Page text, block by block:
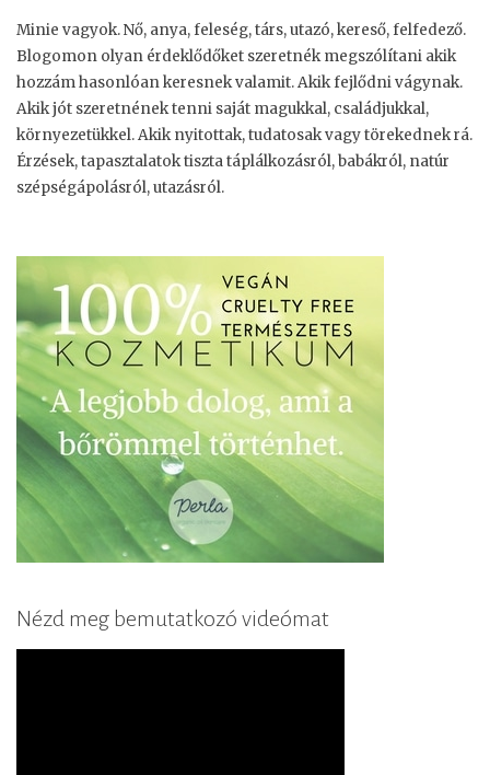
Minie vagyok. Nő, anya, feleség, társ, utazó, kereső, felfedező.
Blogomon olyan érdeklődőket szeretnék megszólítani akik
hozzám hasonlóan keresnek valamit. Akik fejlődni vágynak.
Akik jót szeretnének tenni saját magukkal, családjukkal,
környezetükkel. Akik nyitottak, tudatosak vagy törekednek rá.
Érzések, tapasztalatok tiszta táplálkozásról, babákról, natúr
szépségápolásról, utazásról.
Nézd meg bemutatkozó videómat